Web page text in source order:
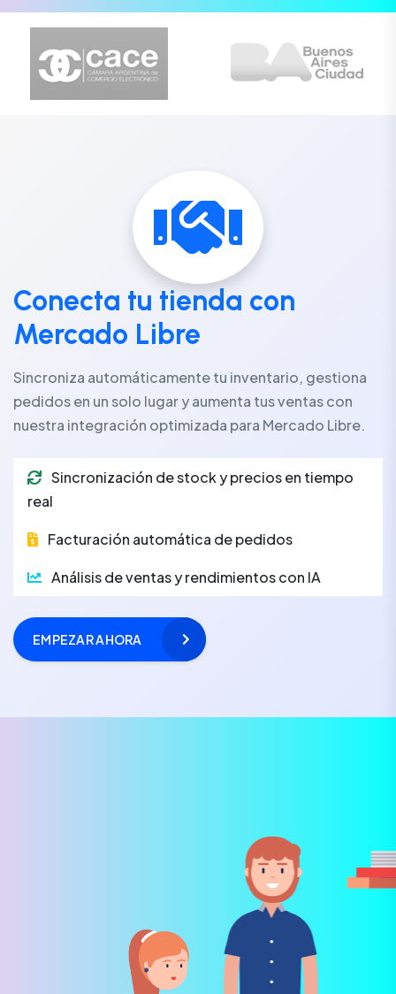
Conecta tu tienda con
Mercado Libre
Sincroniza automáticamente tu inventario, gestiona
pedidos en un solo lugar y aumenta tus ventas con
nuestra integración optimizada para Mercado Libre.
Sincronización de stock y precios en tiempo
real
Facturación automática de pedidos
Análisis de ventas y rendimientos con IA
EMPEZAR AHORA